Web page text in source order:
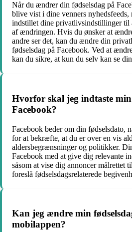
Når du ændrer din fødselsdag på
blive vist i dine venners nyhedsfeeds,
indstillet dine privatlivsindstillinger til
af ​​ændringen. Hvis du ønsker at
andre ser det, kan du ændre din
fødselsdag på Facebook. Ved at
kan du sikre, at kun du selv kan se
Hvorfor skal jeg indtaste
Facebook?
Facebook beder om din fødselsdato,
for at bekræfte, at du er over en vis
aldersbegrænsninger og politikker.
Facebook med at give dig relevante
såsom at vise dig annoncer målrettet
foreslå fødselsdagsrelaterede
Kan jeg ændre min
mobilappen?